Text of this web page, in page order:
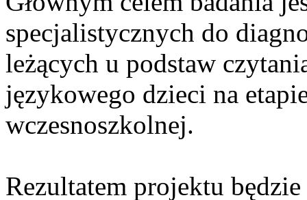
specjalistycznych do
leżących u podstaw
językowego dzieci na
wczesnoszkolnej.
Rezultatem projektu